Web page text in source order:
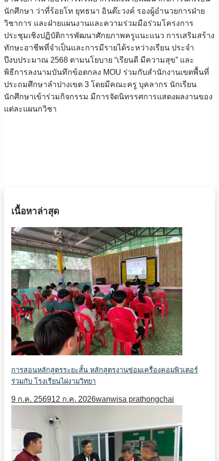
นักศึกษา ว่าที่ร้อยโท ยุทธนา อินต๊ะวงค์ รองผู้อำนวยการฝ่าย
วิชาการ และฝ่ายแผนงานและความร่วมมือร่วมโครงการ
ประชุมเชิงปฏิบัติการพัฒนาศักยภาพครูแนะแนว การเสริมสร้าง
ทักษะอาชีพที่จำเป็นและการมีรายได้ระหว่างเรียน ประจำ
ปีงบประมาณ 2568 ตามนโยบาย “เรียนดี มีความสุข” และ
พิธีการลงนามบันทึกข้อตกลง MOU ร่วมกับสำนักงานเขตพื้นที่
ประถมศึกษาลำปางเขต 3 โดยมีคณะครู บุคลากร นักเรียน
นักศึกษาเข้าร่วมกิจกรรม มีการจัดนิทรรศการแสดงผลงานของ
แต่ละแผนกวิชา
เนื้อหาล่าสุด
การสอนหลักสูตรระยะสั้น หลักสูตรงานซ่อมเครื่องคอมพิวเตอร์
ร่วมกับ โรงเรียนไผ่งามวิทยา
9 ก.ค. 256912 ก.ค. 2026wanwisa prathongchai